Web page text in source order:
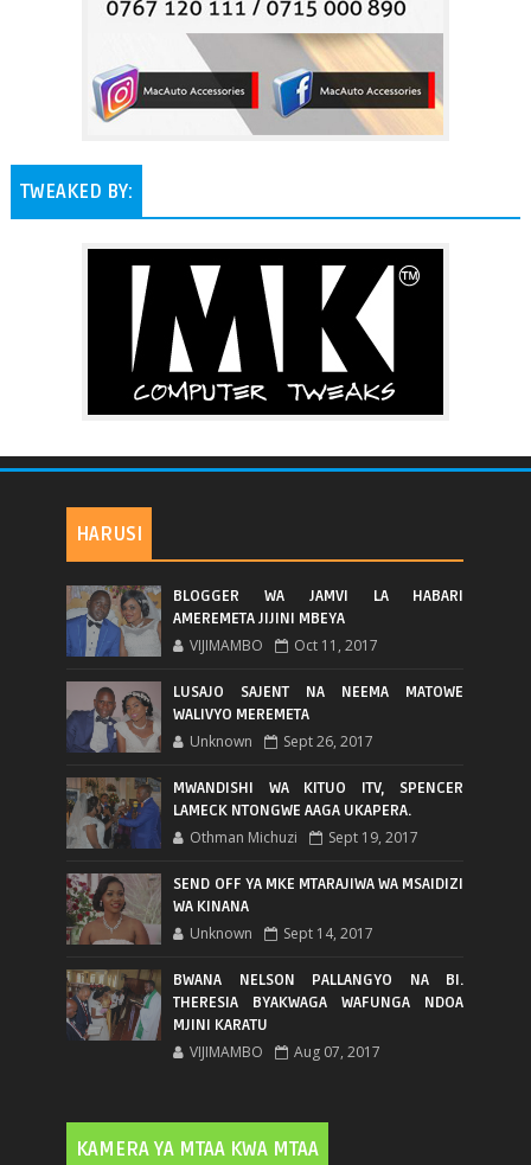
TWEAKED BY:
HARUSI
BLOGGER WA JAMVI LA HABARI
AMEREMETA JIJINI MBEYA
VIJIMAMBO Oct 11, 2017
LUSAJO SAJENT NA NEEMA MATOWE
WALIVYO MEREMETA
Unknown Sept 26, 2017
MWANDISHI WA KITUO ITV, SPENCER
LAMECK NTONGWE AAGA UKAPERA.
Othman Michuzi Sept 19, 2017
SEND OFF YA MKE MTARAJIWA WA MSAIDIZI
WA KINANA
Unknown Sept 14, 2017
BWANA NELSON PALLANGYO NA BI.
THERESIA BYAKWAGA WAFUNGA NDOA
MJINI KARATU
VIJIMAMBO Aug 07, 2017
KAMERA YA MTAA KWA MTAA